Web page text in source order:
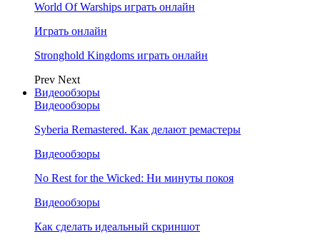
World Of Warships играть онлайн
Играть онлайн
Stronghold Kingdoms играть онлайн
Prev Next
Видеообзоры
Видеообзоры
Syberia Remastered. Как делают ремастеры
Видеообзоры
No Rest for the Wicked: Ни минуты покоя
Видеообзоры
Как сделать идеальный скриншот